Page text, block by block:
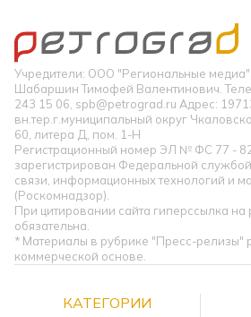
Учредители: ООО "Региональные
Шабаршин Тимофей Валентинович.
243 15 06, spb@petrograd.ru Адрес:
вн.тер.г.муниципальный округ
60, литера Д, пом. 1-Н
Регистрационный номер ЭЛ № ФС 77 -
зарегистрирован Федеральной
связи, информационных технологий и
(Роскомнадзор).
При цитировании сайта гиперссылка на
обязательна.
* Материалы в рубрике "Пресс-релизы"
коммерческой основе.
КАТЕГОРИИ